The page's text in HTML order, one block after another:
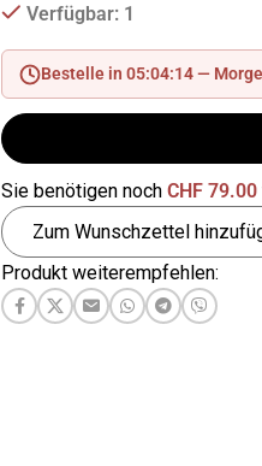
Verfügbar: 1
Bestelle in 05:04:13 —
Sie benötigen nochCHF 79.00
Zum Wunschzettel
Produkt weiterempfehlen: